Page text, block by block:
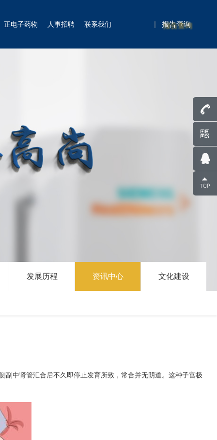
|报告查询
正电子药物 人事招聘 联系我们
发展历程 资讯中心 文化建设
中肾管汇合后不久即停止发育所致，常合并无阴道。这种子宫极